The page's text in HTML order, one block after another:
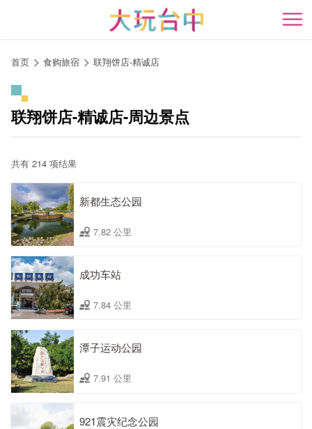
开
首页 食购旅宿 联翔饼店-精诚店
联翔饼店-精诚店-周边景点
共有 214 项结果
新都生态公园
7.82 公里
成功车站
7.84 公里
潭子运动公园
7.91 公里
921震灾纪念公园